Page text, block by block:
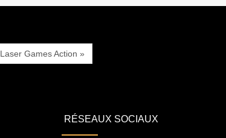
Laser Games Action »
RÉSEAUX SOCIAUX